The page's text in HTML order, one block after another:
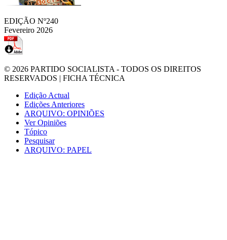
EDIÇÃO Nº240
Fevereiro 2026
© 2026 PARTIDO SOCIALISTA - TODOS OS DIREITOS
RESERVADOS | FICHA TÉCNICA
Edição Actual
Edições Anteriores
ARQUIVO: OPINIÕES
Ver Opiniões
Tópico
Pesquisar
ARQUIVO: PAPEL